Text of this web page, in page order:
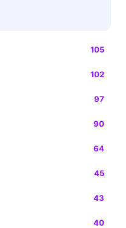
105
102
97
90
64
45
43
40